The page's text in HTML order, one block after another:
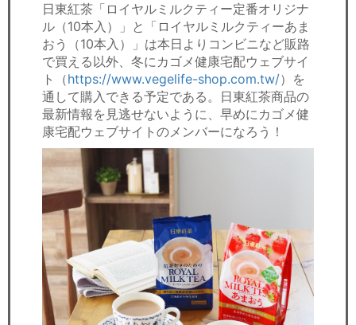
日東紅茶「ロイヤルミルクティー定番オリジナ
ル（10本入）」と「ロイヤルミルクティーあま
おう（10本入）」は本日よりコンビニなど販路
で買える以外、冬にカゴメ健康宅配ウェブサイ
ト（https://www.vegelife-shop.com.tw/）を
通して購入できる予定である。日東紅茶商品の
最新情報を見逃せないように、早めにカゴメ健
康宅配ウェブサイトのメンバーになろう！